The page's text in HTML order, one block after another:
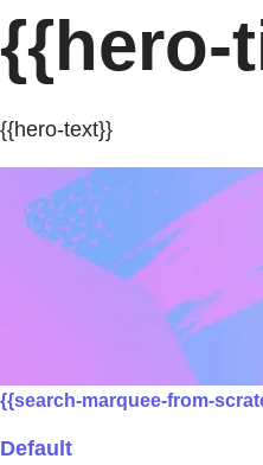
{{hero-
{{hero-text}}
{{search-marquee-from-
Default